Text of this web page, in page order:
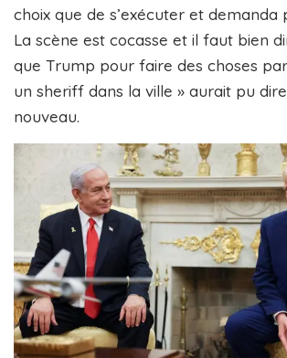
choix que de s’exécuter et demanda
La scène est cocasse et il faut bien
que Trump pour faire des choses
un sheriff dans la ville » aurait pu
nouveau.